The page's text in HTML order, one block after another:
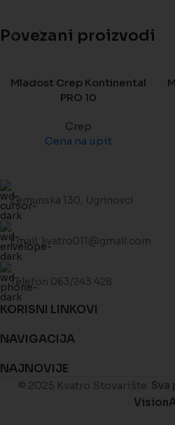
Povezani proizvodi
Mladost Crep Kontinental
PRO 10
Crep
Cena na upit
Zemunska 130, Ugrinovci
Email: kvatro011@gmail.com
Telefon 063/243 428
KORISNI LINKOVI
NAVIGACIJA
NAJNOVIJE
© 2025 Kvatro Stovarište. Sva